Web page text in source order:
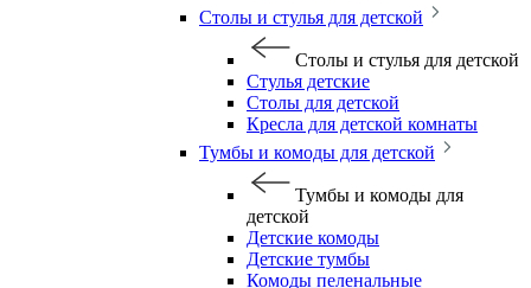
Столы и стулья для детской
Столы и стулья для детской
Стулья детские
Столы для детской
Кресла для детской комнаты
Тумбы и комоды для детской
Тумбы и комоды для
детской
Детские комоды
Детские тумбы
Комоды пеленальные